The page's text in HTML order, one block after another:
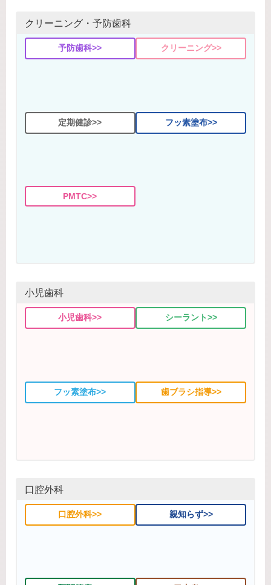
クリーニング・予防歯科
予防歯科>> クリーニング>>
定期健診>> フッ素塗布>>
PMTC>>
小児歯科
小児歯科>> シーラント>>
フッ素塗布>> 歯ブラシ指導>>
口腔外科
口腔外科>> 親知らず>>